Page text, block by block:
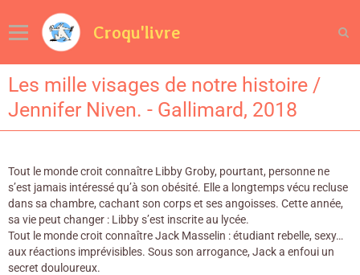
Croqu'livre
Les mille visages de notre histoire /
Jennifer Niven. - Gallimard, 2018
Tout le monde croit connaître Libby Groby, pourtant, personne ne
s’est jamais intéressé qu’à son obésité. Elle a longtemps vécu recluse
dans sa chambre, cachant son corps et ses angoisses. Cette année,
sa vie peut changer : Libby s’est inscrite au lycée.
Tout le monde croit connaître Jack Masselin : étudiant rebelle, sexy…
aux réactions imprévisibles. Sous son arrogance, Jack a enfoui un
secret douloureux.